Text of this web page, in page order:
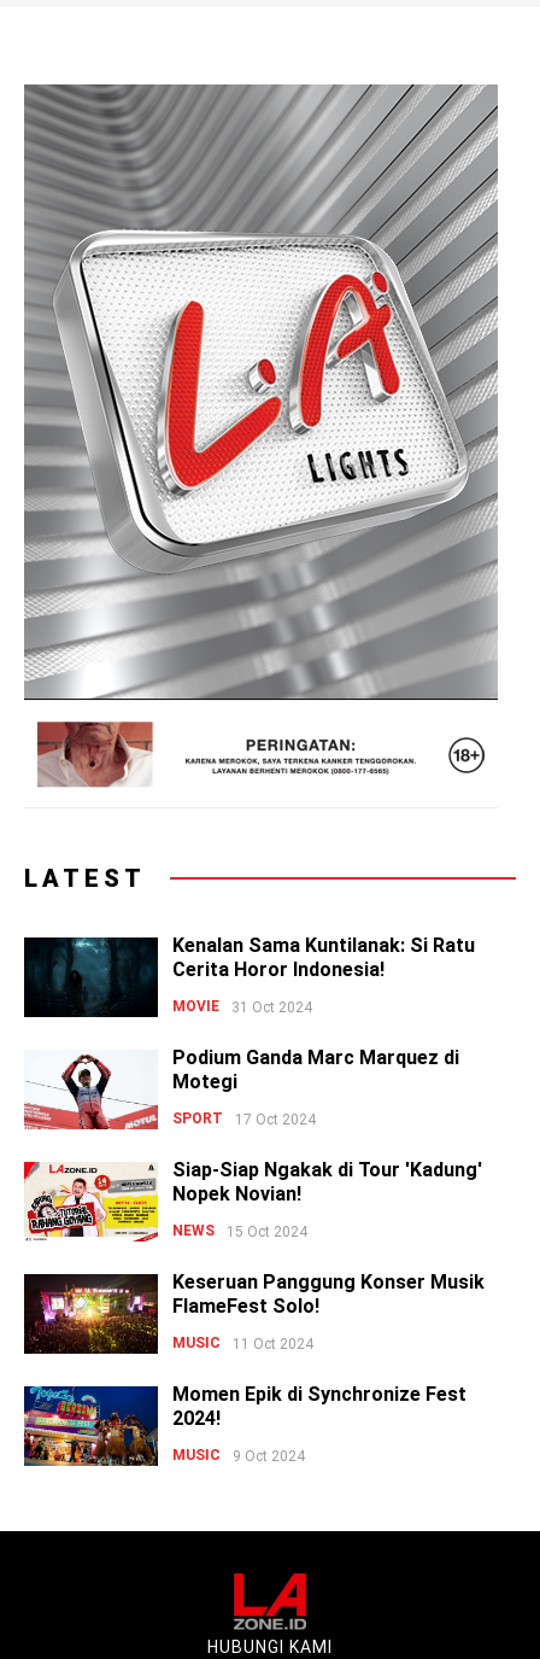
LATEST
Kenalan Sama Kuntilanak: Si Ratu
Cerita Horor Indonesia!
MOVIE 31 Oct 2024
Podium Ganda Marc Marquez di
Motegi
SPORT 17 Oct 2024
Siap-Siap Ngakak di Tour 'Kadung'
Nopek Novian!
NEWS 15 Oct 2024
Keseruan Panggung Konser Musik
FlameFest Solo!
MUSIC 11 Oct 2024
Momen Epik di Synchronize Fest
2024!
MUSIC 9 Oct 2024
HUBUNGI KAMI